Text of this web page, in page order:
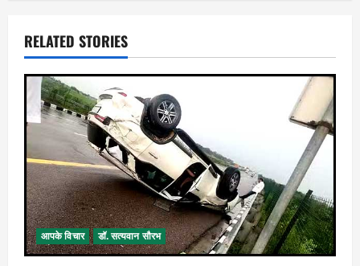
RELATED STORIES
आपके विचार डॉ. सत्यवान सौरभ